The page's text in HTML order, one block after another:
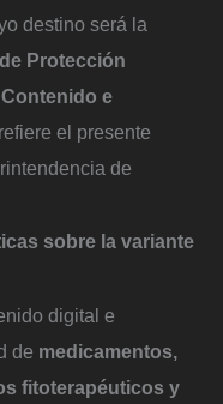
destino será la
Protección
e
el presente
de
sobre la variante
digital e
de medicamentos,
fitoterapéuticos y